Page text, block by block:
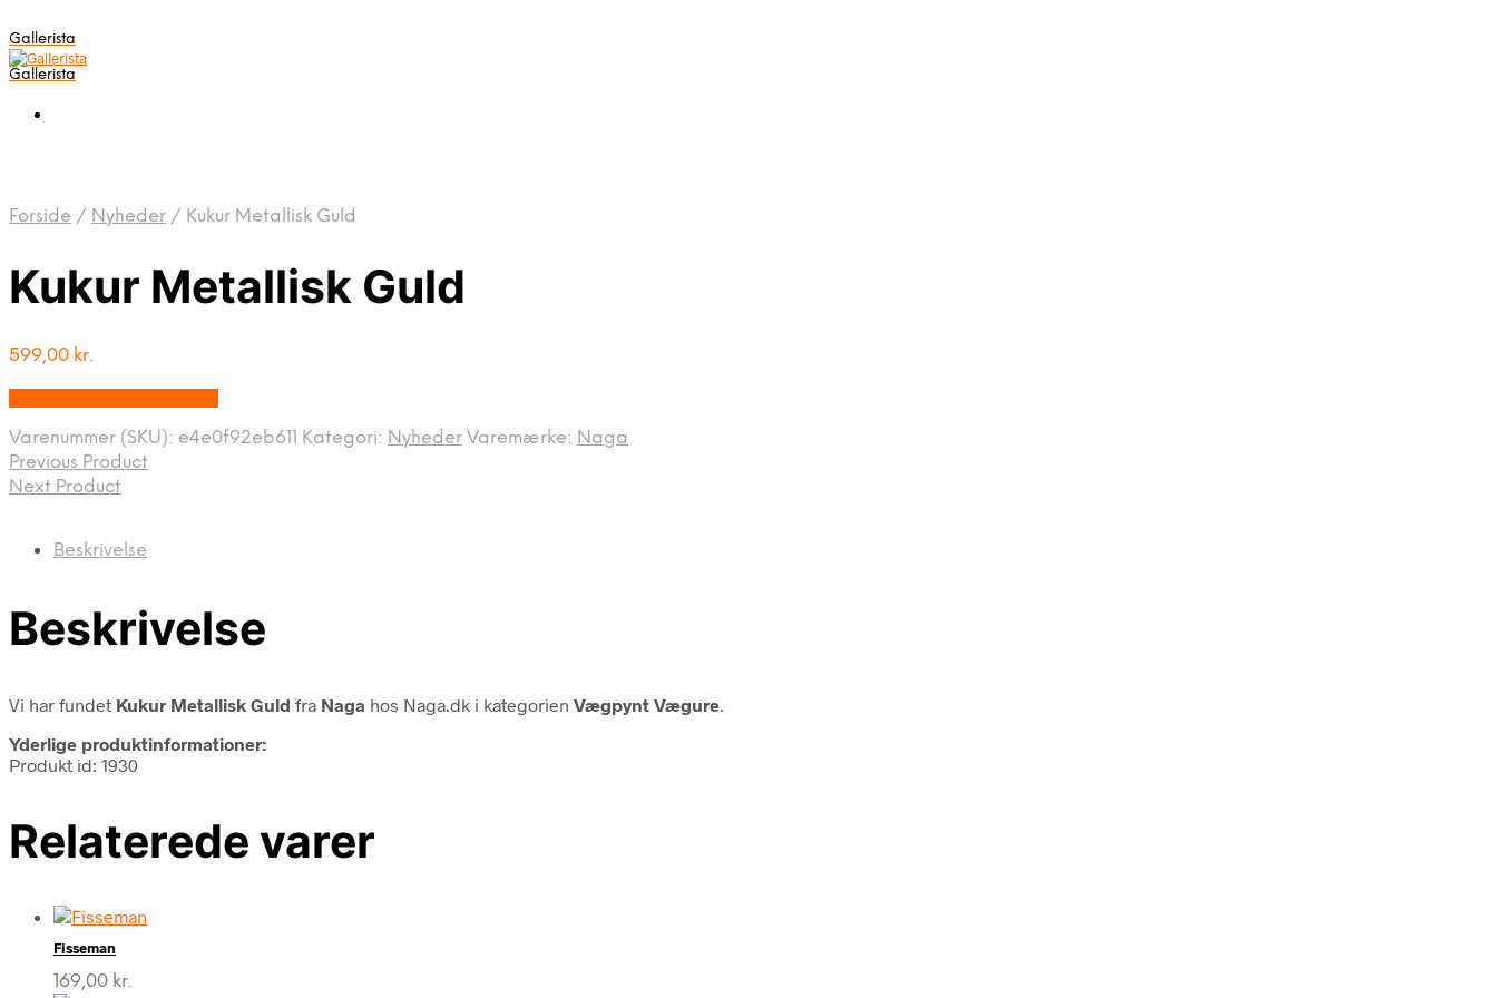
Gallerista
Gallerista
Forside / Nyheder / Kukur Metallisk Guld
Kukur Metallisk Guld
599,00 kr.
Varenummer (SKU): e4e0f92eb611 Kategori: Nyheder Varemærke: Naga
Previous Product
Next Product
Beskrivelse
Beskrivelse
Vi har fundet Kukur Metallisk Guld fra Naga hos Naga.dk i kategorien Vægpynt Vægure
Yderlige produktinformationer:
Produkt id: 1930
Relaterede varer
Fisseman
169,00 kr.